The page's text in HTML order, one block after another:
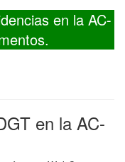
en la AC-
en la AC-